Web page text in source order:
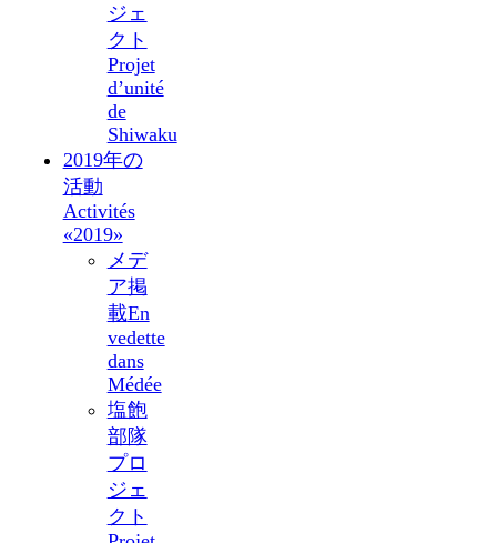
ジェ
クト
Projet
d’unité
de
Shiwaku
2019年の
活動
Activités
«2019»
メデ
ア掲
載En
vedette
dans
Médée
塩飽
部隊
プロ
ジェ
クト